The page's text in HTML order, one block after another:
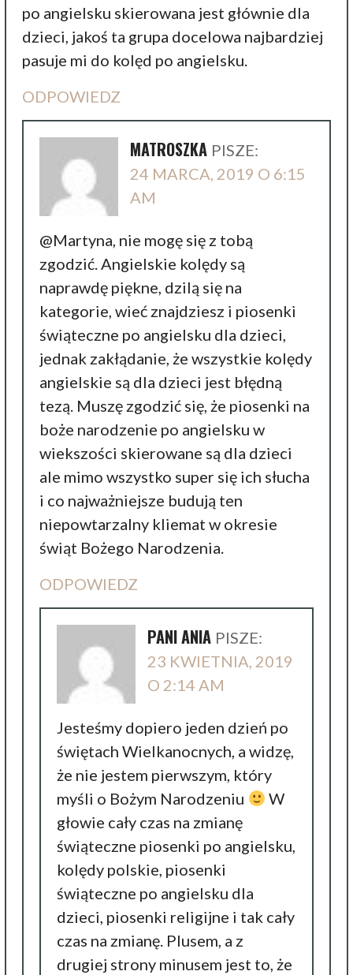
po angielsku skierowana jest głównie dla
dzieci, jakoś ta grupa docelowa najbardziej
pasuje mi do kolęd po angielsku.
ODPOWIEDZ
MATROSZKA PISZE:
24 MARCA, 2019 O 6:15
AM
@Martyna, nie mogę się z tobą
zgodzić. Angielskie kolędy są
naprawdę piękne, dzilą się na
kategorie, wieć znajdziesz i piosenki
świąteczne po angielsku dla dzieci,
jednak zakłądanie, że wszystkie kolędy
angielskie są dla dzieci jest błędną
tezą. Muszę zgodzić się, że piosenki na
boże narodzenie po angielsku w
wiekszości skierowane są dla dzieci
ale mimo wszystko super się ich słucha
i co najważniejsze budują ten
niepowtarzalny kliemat w okresie
świąt Bożego Narodzenia.
ODPOWIEDZ
PANI ANIA PISZE:
23 KWIETNIA, 2019
O 2:14 AM
Jesteśmy dopiero jeden dzień po
świętach Wielkanocnych, a widzę,
że nie jestem pierwszym, który
myśli o Bożym Narodzeniu
W
głowie cały czas na zmianę
świąteczne piosenki po angielsku,
kolędy polskie, piosenki
świąteczne po angielsku dla
dzieci, piosenki religijne i tak cały
czas na zmianę. Plusem, a z
drugiej strony minusem jest to, że